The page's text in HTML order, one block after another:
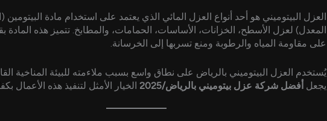
العزل البيتوميني هو أحد أنواع العزل المائي الذي يعتمد على استخدام مادة البيتومين
المعدل) لعزل الأسطح، الخزانات، الأساسات، الحمامات، والمطابخ. تتميز هذه المادة
على مقاومة المياه والرطوبة ومنع تسربها إلى الخرسانة.
يُستخدم العزل البيتوميني بالرياض على نطاق واسع بسبب ملاءمته للبيئة المناخية
يجعل أفضل شركة عزل بيتوميني بالرياض/2025 الخيار الأمثل لتنفيذ هذه الأعمال